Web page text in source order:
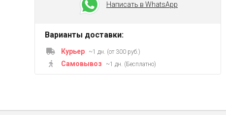
Написать в WhatsApp
Варианты доставки:
Курьер ~1 дн. (от 300 руб.)
Самовывоз ~1 дн. (Бесплатно)